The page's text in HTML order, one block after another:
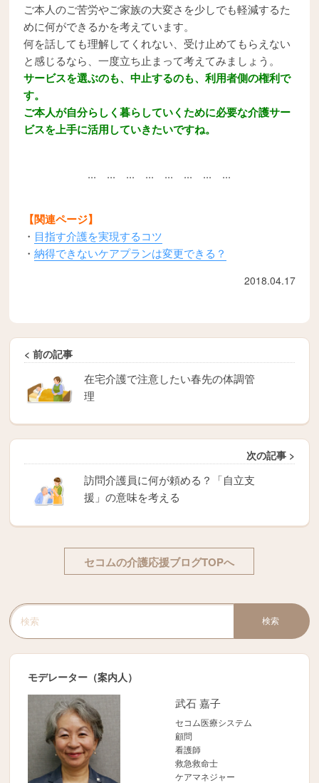
ご本人のご苦労やご家族の大変さを少しでも軽減するた
めに何ができるかを考えています。
何を話しても理解してくれない、受け止めてもらえない
と感じるなら、一度立ち止まって考えてみましょう。
サービスを選ぶのも、中止するのも、利用者側の権利で
す。
ご本人が自分らしく暮らしていくために必要な介護サー
ビスを上手に活用していきたいですね。
... ... ... ... ... ... ... ...
【関連ページ】
・ 目指す介護を実現するコツ
・納得できないケアプランは変更できる？
2018.04.17
< 前の記事
在宅介護で注意したい春先の体調管
理
次の記事 >
訪問介護員に何が頼める？「自立支
援」の意味を考える
セコムの介護応援ブログTOPへ
検索キーワード入力
検索
モデレーター（案内人）
武石 嘉子
セコム医療システム
顧問
看護師
救急救命士
ケアマネジャー